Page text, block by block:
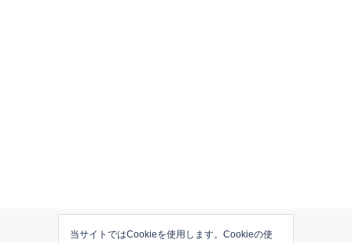
当サイトではCookieを使用します。Cookieの使